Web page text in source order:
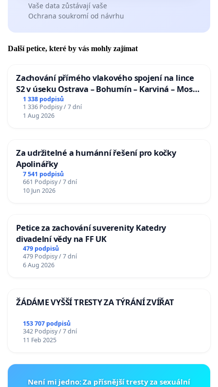
Vaše data zůstávají vaše
Ochrana soukromí od návrhu
Další petice, které by vás mohly zajímat
Zachování přímého vlakového spojení na lince
S2 v úseku Ostrava – Bohumín – Karviná – Mosty
u Jablunkova
1 338 podpisů
1 336 Podpisy / 7 dní
1 Aug 2026
Za udržitelné a humánní řešení pro kočky
Apolinářky
7 541 podpisů
661 Podpisy / 7 dní
10 Jun 2026
Petice za zachování suverenity Katedry
divadelní vědy na FF UK
479 podpisů
479 Podpisy / 7 dní
6 Aug 2026
ŽÁDÁME VYŠŠÍ TRESTY ZA TÝRÁNÍ ZVÍŘAT
153 707 podpisů
342 Podpisy / 7 dní
11 Feb 2025
Není mi jedno: Za přísnější tresty za sexuální